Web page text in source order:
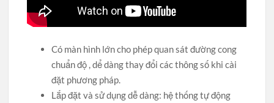
Có màn hình lớn cho phép quan sát đường cong
chuẩn độ , dể dàng thay đổi các thông số khi cài
đặt phương pháp.
Lắp đặt và sử dụng dễ dàng: hệ thống tự động